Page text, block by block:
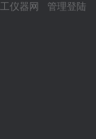
仪器网 管理登陆